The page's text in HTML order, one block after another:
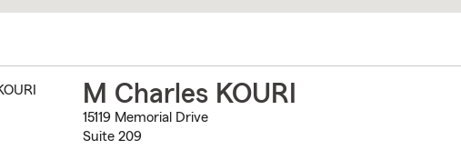
M Charles KOURI
15119 Memorial Drive
Suite 209